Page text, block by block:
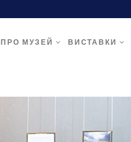
ПРО МУЗЕЙ ВИСТАВКИ